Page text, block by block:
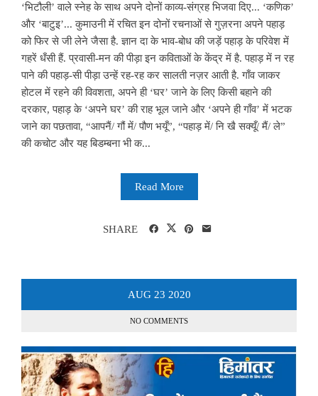
‘भिटौली’ वाले स्नेह के साथ अपने दोनों काव्य-संग्रह भिजवा दिए... ‘कणिक’
और ‘बाटुइ’... कुमाउनी में रचित इन दोनों रचनाओं से गुज़रना अपने पहाड़
को फिर से जी लेने जैसा है. ज्ञान दा के भाव-बोध की जड़ें पहाड़ के परिवेश में
गहरें धँसी हैं. प्रवासी-मन की पीड़ा इन कविताओं के केंद्र में है. पहाड़ में न रह
पाने की पहाड़-सी पीड़ा उन्हें रह-रह कर सालती नज़र आती है. गाँव जाकर
होटल में रहने की विवशता, अपने ही ‘घर’ जाने के लिए किसी बहाने की
दरकार, पहाड़ के ‘अपने घर’ की राह भूल जाने और ‘अपने ही गाँव’ में भटक
जाने का पछतावा, “आपनैं/ गौं में/ पौण भयूँ”, “पहाड़ में/ नि खै सक्यूँ/ मैं/ ले”
की कचोट और यह बिडम्बना भी क...
Read More
SHARE
AUG 23 2020
NO COMMENTS